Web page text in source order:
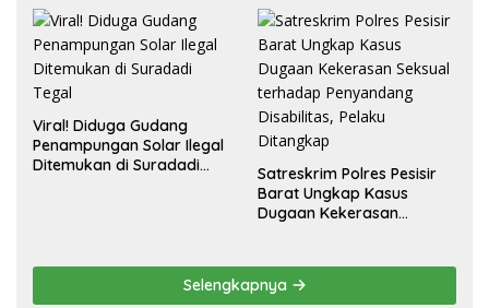
Viral! Diduga Gudang
Penampungan Solar Ilegal
Ditemukan di Suradadi
Satreskrim Polres Pesisir
Barat Ungkap Kasus
Dugaan Kekerasan
Pelaku Ditangkap
Selengkapnya